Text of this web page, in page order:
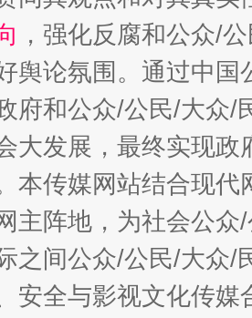
，强化反腐和公众/
舆论氛围。通过中
府和公众/公民/大众/
大发展，最终实现
本传媒网站结合现
主阵地，为社会公
之间公众/公民/大众/
安全与影视文化传